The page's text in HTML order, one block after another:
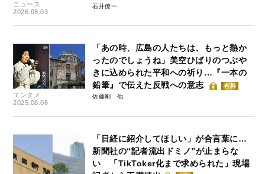
ニュース
2026.08.03
石井僚一
エンタメ
2025.08.06
「あの時、広島の人たちは、もっと熱か
ったのでしょうね」美空ひばりのつぶや
きに込められた平和への祈り…『一本の
鉛筆』で伝えた反戦への意志
有料
佐藤剛
「日経に紹介してほしい」が合言葉に…
新聞社の“記者流出ドミノ”が止まらな
い 「TikToker化まで求められた」現場